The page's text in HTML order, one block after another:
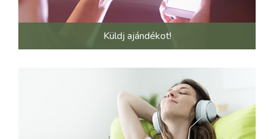
Küldj ajándékot!